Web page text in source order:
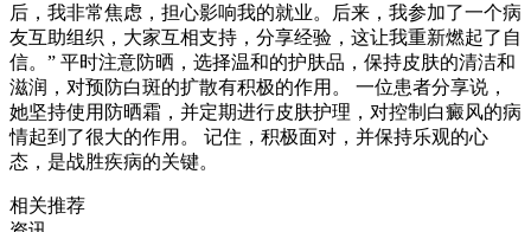
后，我非常焦虑，担心影响我的就业。后来，我参加了一个病
友互助组织，大家互相支持，分享经验，这让我重新燃起了自
信。” 平时注意防晒，选择温和的护肤品，保持皮肤的清洁和
滋润，对预防白斑的扩散有积极的作用。 一位患者分享说，
她坚持使用防晒霜，并定期进行皮肤护理，对控制白癜风的病
情起到了很大的作用。 记住，积极面对，并保持乐观的心
态，是战胜疾病的关键。
相关推荐